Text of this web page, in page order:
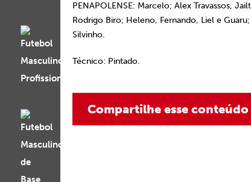
PENAPOLENSE: Marcelo; Alex Travassos,
Rodrigo Biro; Heleno, Fernando, Liel e
Silvinho.
Técnico: Pintado.
Compartilhe esse conteúdo